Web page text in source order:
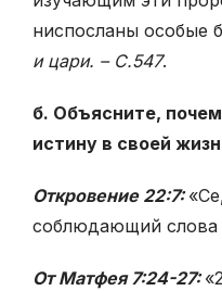
ниспосланы особые
и цари. – С.547.
б. Объясните,
истину в своей
Откровение 22:7:
соблюдающий слова
От Матфея 7:24-27:«